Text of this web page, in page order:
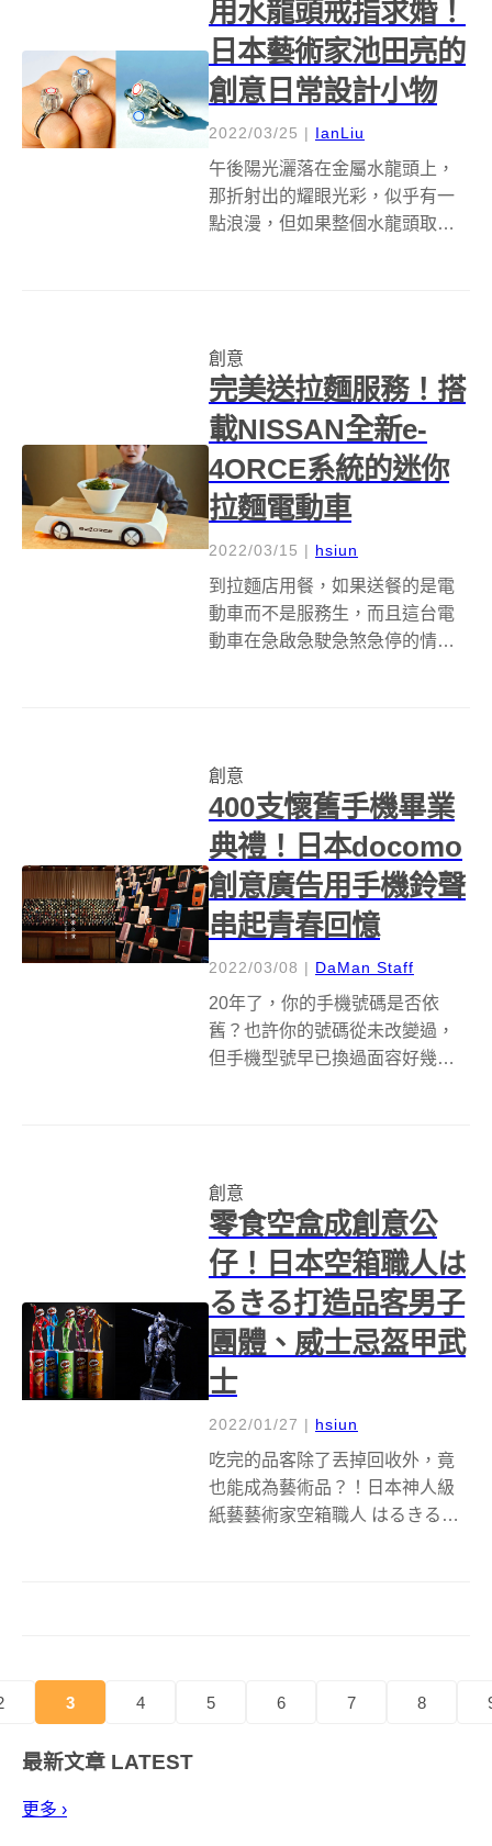
出「...
用水龍頭戒指求婚！
日本藝術家池田亮的
創意日常設計小物
2022/03/25 | IanLiu
午後陽光灑落在金屬水龍頭上，
那折射出的耀眼光彩，似乎有一
點浪漫，但如果整個水龍頭取代
晶戒指，而水龍頭更能轉動，趣
味設計細節令人會...
創意
完美送拉麵服務！搭
載NISSAN全新e-
4ORCE系統的迷你
拉麵電動車
2022/03/15 | hsiun
到拉麵店用餐，如果送餐的是電
動車而不是服務生，而且這台電
動車在急啟急駛急煞急停的情況
為宣傳電動車新驅動系統e-
4ORCE，...
創意
400支懷舊手機畢業
典禮！日本docomo
創意廣告用手機鈴聲
串起青春回憶
2022/03/08 | DaMan Staff
20年了，你的手機號碼是否依
舊？也許你的號碼從未改變過，
但手機型號早已換過面容好幾
會是怎樣呈現？為此，日本電信
公司NTT DOCOMO...
創意
零食空盒成創意公
仔！日本空箱職人は
るきる打造品客男子
團體、威士忌盔甲武
士
2022/01/27 | hsiun
吃完的品客除了丟掉回收外，竟
也能成為藝術品？！日本神人級
紙藝藝術家空箱職人 はるきる
3 4 5 6 7 8
最新文章 LATEST
更多 ›